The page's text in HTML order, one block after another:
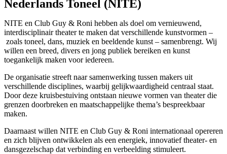
Nederlands Toneel (NITE)
NITE en Club Guy & Roni hebben als doel om vernieuwend,
interdisciplinair theater te maken dat verschillende kunstvormen –
zoals toneel, dans, muziek en beeldende kunst – samenbrengt. Wij
willen een breed, divers en jong publiek bereiken en kunst
toegankelijk maken voor iedereen.
De organisatie streeft naar samenwerking tussen makers uit
verschillende disciplines, waarbij gelijkwaardigheid centraal staat.
Door deze kruisbestuiving ontstaan nieuwe vormen van theater die
grenzen doorbreken en maatschappelijke thema’s bespreekbaar
maken.
Daarnaast willen NITE en Club Guy & Roni internationaal opereren
en zich blijven ontwikkelen als een energiek, innovatief theater- en
dansgezelschap dat verbinding en verbeelding stimuleert.